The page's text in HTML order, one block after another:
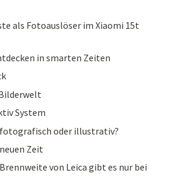
als Fotoauslöser im Xiaomi 15t
in smarten Zeiten
System
oder illustrativ?
Zeit
von Leica gibt es nur bei